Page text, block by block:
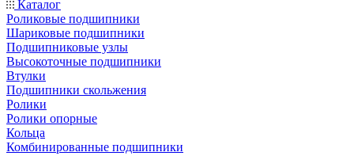
Каталог
Роликовые подшипники
Шариковые подшипники
Подшипниковые узлы
Высокоточные подшипники
Втулки
Подшипники скольжения
Ролики
Ролики опорные
Кольца
Комбинированные подшипники